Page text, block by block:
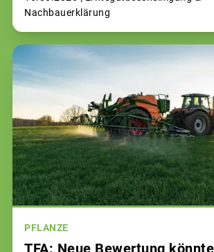
Nachbauerklärung
PFLANZE
TFA: Neue Bewertung